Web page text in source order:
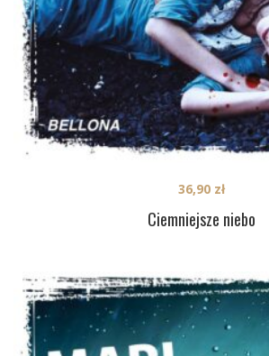
Ciemniejsze niebo
36,90 zł